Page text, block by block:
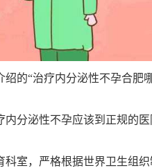
的“治疗内分泌性不孕合肥
分泌性不孕应该到正规的医
室，严格根据世界卫生组织